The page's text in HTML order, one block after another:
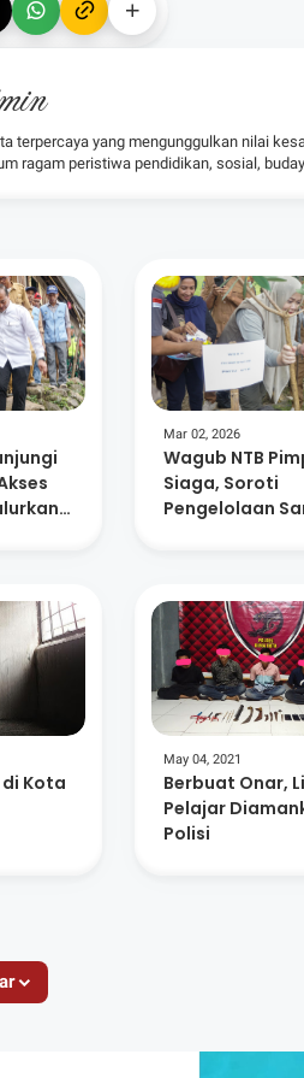
terpercaya yang mengunggulkan nilai
ragam peristiwa pendidikan, sosial,
Mar 02, 2026
Wagub NTB
Siaga, Soroti
Pengelolaan
Kota
May 04, 2021
Berbuat Onar,
Pelajar
Polisi